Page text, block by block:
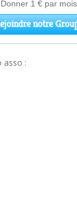
asso :